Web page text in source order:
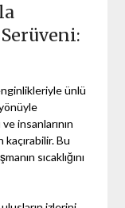
ünlü
insanlarının
Bu
sıcaklığını